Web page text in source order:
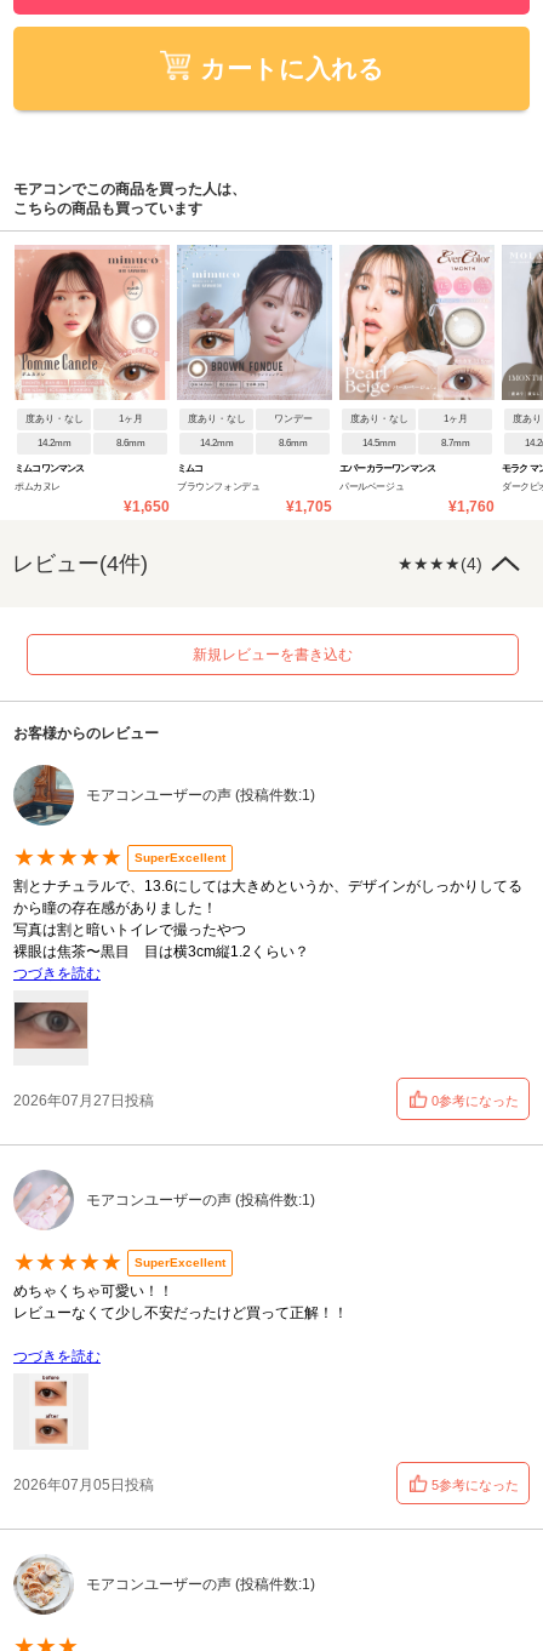
カートに入れる
モアコンでこの商品を買った人は、
こちらの商品も買っています
度あり・なし 1ヶ月
14.2mm 8.6mm
ミムコワンマンス
ポムカヌレ
¥1,650
度あり・なし ワンデー
14.2mm 8.6mm
ミムコ
ブラウンフォンデュ
¥1,705
度あり・なし 1ヶ月
14.5mm 8.7mm
エバーカラーワンマンス
パールベージュ
¥1,760
度あ
モラク マ
ダークピ
レビュー(4件) ★★★★(4)
新規レビューを書き込む
お客様からのレビュー
モアコンユーザーの声 (投稿件数:1)
★★★★★ SuperExcellent
割とナチュラルで、13.6にしては大きめというか、デザインがしっかりしてる
から瞳の存在感がありました！
写真は割と暗いトイレで撮ったやつ
裸眼は焦茶〜黒目 目は横3cm縦1.2くらい？
つづきを読む
2026年07月27日投稿 0参考になった
モアコンユーザーの声 (投稿件数:1)
★★★★★ SuperExcellent
めちゃくちゃ可愛い！！
レビューなくて少し不安だったけど買って正解！！
つづきを読む
2026年07月05日投稿 5参考になった
モアコンユーザーの声 (投稿件数:1)